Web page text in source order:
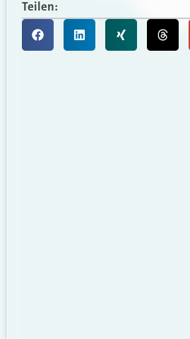
Teilen: